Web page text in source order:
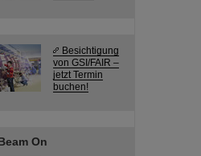
Besichtigung
von GSI/FAIR –
jetzt Termin
buchen!
On